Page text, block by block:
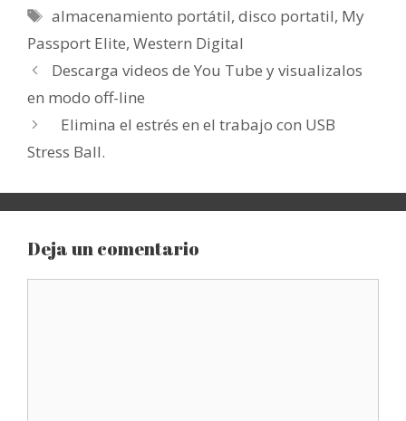
Etiquetas
almacenamiento portátil,disco portatil, My
Passport Elite, Western Digital
Descarga videos de You Tube y visualizalos
en modo off-line
Elimina el estrés en el trabajo con USB
Stress Ball.
Deja un comentario